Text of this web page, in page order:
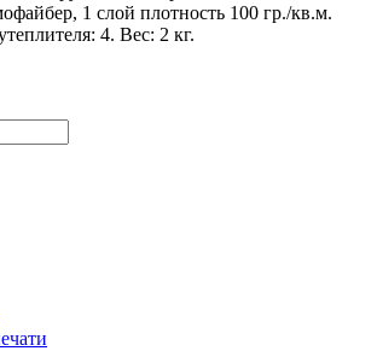
1 слой плотность 100 гр./кв.м.
4. Вес: 2 кг.